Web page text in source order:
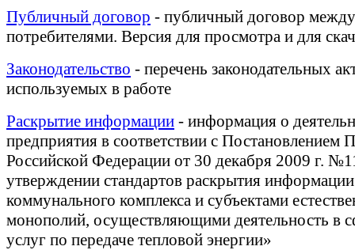
Публичный договор - публичный договор
потребителями. Версия для просмотра и для
Законодательство - перечень законодательных
используемых в работе
Раскрытие информации - информация о
предприятия в соответствии с Постановлением
Российской Федерации от 30 декабря 2009 г.
утверждении стандартов раскрытия
коммунального комплекса и субъектами
монополий, осуществляющими деятельность в
услуг по передаче тепловой энергии»